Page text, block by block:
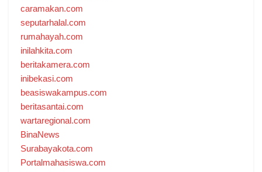
caramakan.com
seputarhalal.com
rumahayah.com
inilahkita.com
beritakamera.com
inibekasi.com
beasiswakampus.com
beritasantai.com
wartaregional.com
BinaNews
Surabayakota.com
Portalmahasiswa.com